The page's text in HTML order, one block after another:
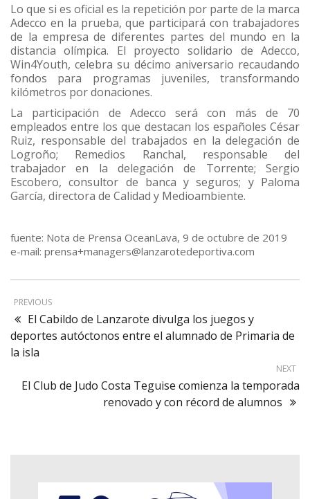
Lo que si es oficial es la repetición por parte de la marca
Adecco en la prueba, que participará con trabajadores
de la empresa de diferentes partes del mundo en la
distancia olímpica. El proyecto solidario de Adecco,
Win4Youth, celebra su décimo aniversario recaudando
fondos para programas juveniles, transformando
kilómetros por donaciones.
La participación de Adecco será con más de 70
empleados entre los que destacan los españoles César
Ruiz, responsable del trabajados en la delegación de
Logroño; Remedios Ranchal, responsable del
trabajador en la delegación de Torrente; Sergio
Escobero, consultor de banca y seguros; y Paloma
García, directora de Calidad y Medioambiente.
fuente: Nota de Prensa OceanLava, 9 de octubre de 2019
e-mail: prensa+managers@lanzarotedeportiva.com
PREVIOUS
El Cabildo de Lanzarote divulga los juegos y
deportes autóctonos entre el alumnado de Primaria de
la isla
NEXT
El Club de Judo Costa Teguise comienza la temporada
renovado y con récord de alumnos